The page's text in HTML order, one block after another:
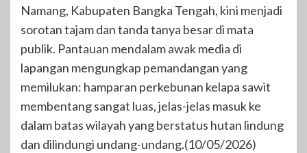
Namang, Kabupaten Bangka Tengah, kini menjadi
sorotan tajam dan tanda tanya besar di mata
publik. Pantauan mendalam awak media di
lapangan mengungkap pemandangan yang
memilukan: hamparan perkebunan kelapa sawit
membentang sangat luas, jelas-jelas masuk ke
dalam batas wilayah yang berstatus hutan lindung
dan dilindungi undang-undang.(10/05/2026)